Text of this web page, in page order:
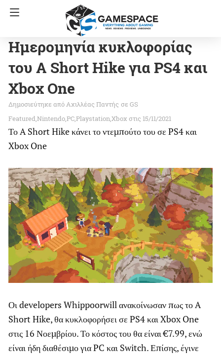
Ημερομηνία κυκλοφορίας
του A Short Hike για PS4 και
Xbox One
Αχιλλέας Παντής σε GS
FeaturedNintendoPCPlaystationXbox στις 15/11/2021
Το A Short Hike κάνει το ντεμπούτο του σε PS4 και
Xbox One
Οι developers Whippoorwill ανακοίνωσαν πως το A
Short Hike, θα κυκλοφορήσει σε PS4 και Xbox One
στις 16 Νοεμβρίου. Το κόστος του θα είναι €7.99, ενώ
είναι ήδη διαθέσιμο για PC και Switch. Επίσης, έγινε